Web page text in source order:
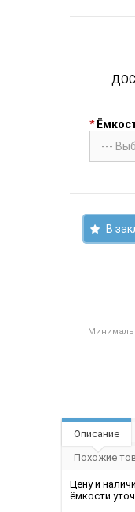
*
В
Описание
Похожие
Цену и
ёмкости